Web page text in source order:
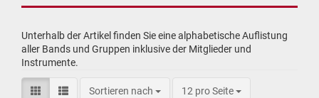
Unterhalb der Artikel finden Sie eine alphabetische Auflistung
aller Bands und Gruppen inklusive der Mitglieder und
Instrumente.
Sortieren nach 12 pro Seite